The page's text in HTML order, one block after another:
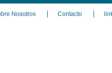
Nosotros Contacto